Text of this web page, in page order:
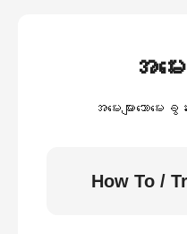
အမေ
အမေးများသောမ
How To /